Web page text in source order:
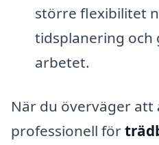
större flexibilitet
tidsplanering och
arbetet.
När du överväger att
professionell för